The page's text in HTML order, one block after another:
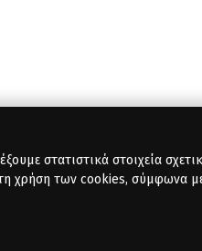
στατιστικά στοιχεία
χρήση των cookies, σύμφωνα